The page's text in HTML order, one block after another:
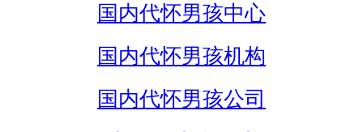
国内代怀男孩中心
国内代怀男孩机构
国内代怀男孩公司